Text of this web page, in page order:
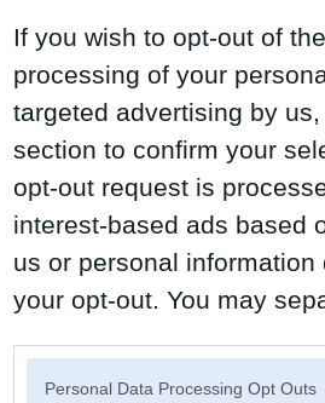
If you wish to opt-out of
processing of your
targeted advertising by
section to confirm your
opt-out request is
interest-based ads based
us or personal
your opt-out. You may
Personal Data Processing Opt Outs